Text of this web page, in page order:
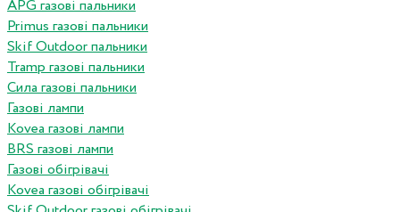
APG газові пальники
Primus газові пальники
Skif Outdoor пальники
Tramp газові пальники
Сила газові пальники
Газові лампи
Kovea газові лампи
BRS газові лампи
Газові обігрівачі
Kovea газові обігрівачі